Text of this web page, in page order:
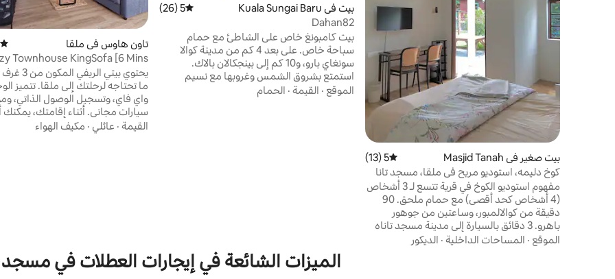
بيت صغير في Masjid Tanah متوسط التقييم 5 من 5، 13 مراجعات
5 (13)
كوخ دليمه، استوديو مريح في ملقا، مسجد تانا
مفهوم استوديو الكوخ في قرية تتسع لـ 3 أشخاص
(4 أشخاص كحد أقصى) مع حمام ملحق. 90
دقيقة من كوالالمبور، وساعتين من جوهور
باهرو. 3 دقائق بالسيارة إلى مدينة مسجد تاناه
الموقع · المساحات الداخلية · الديكور
بيت في Kuala Sungai Baru متوسط التقييم 5 من 5، 26 مراجعات
5 (26)
Dahan82
بيت كامبونغ خاص على الشاطئ مع حمام
سباحة خاص. على بعد 4 كم من مدينة كوالا
سونغاي بارو، و10 كم إلى بينجكالان بالاك.
استمتع بشروق الشمس وغروبها مع نسيم
الهدوء والإطلالة الهادئة. استمتع بالإقامة في بيت
خشبي ماليزي مع سيرامبي صغير. استمتع بتناول
الموقع · القيمة · الحمام
تاون هاوس في ملقا
Townhouse KingSofa [6 Mins
Jonkerwalk]
يحتوي بيتي
ما تحتاجه لرحلتك إلى ملقا. تتميز
واي فاي، وتسجيل الوصول الذاتي،
سيارات مجاني. أثناء إقامتك، يمكنك
الاستمتاع باستخدام حمام خاص
معيشة. مسافة سير بسيطة إلى: -
القيمة · عائلي · مكيف الهواء
الميزات الشائعة في إيجارات العطلات في مسجد